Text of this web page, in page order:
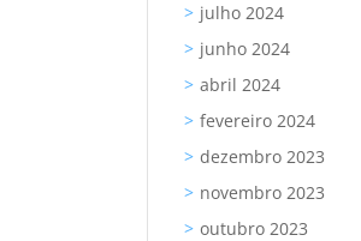
julho 2024
junho 2024
abril 2024
fevereiro 2024
dezembro 2023
novembro 2023
outubro 2023